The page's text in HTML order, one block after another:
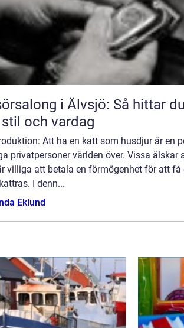
i Älvsjö: Så hittar
och vardag
Att ha en katt som husdjur är en
privatpersoner världen över. Vissa älskar
villiga att betala en förmögenhet för att
I denn...
Eklund